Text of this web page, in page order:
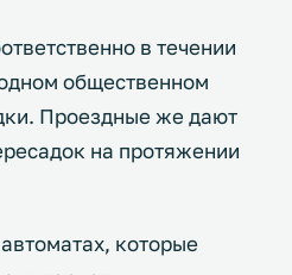
в течении
общественном
Проездные же дают
на протяжении
которые